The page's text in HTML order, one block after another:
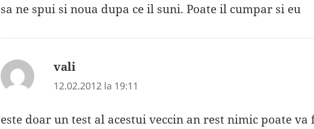
sa ne spui si noua dupa ce il suni. Poate il cumpar si eu
vali
12.02.2012 la 19:11
este doar un test al acestui veccin an rest nimic poate